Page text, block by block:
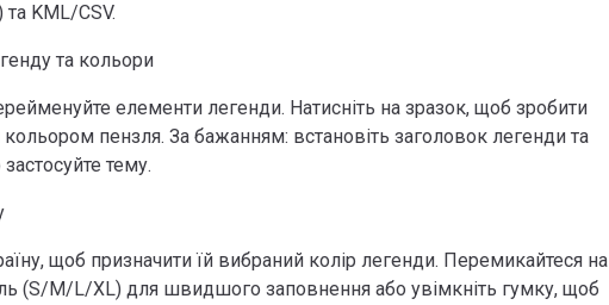
KML/CSV.
та кольори
елементи легенди. Натисніть на зразок, щоб зробити
пензля. За бажанням: встановіть заголовок легенди та
тему.
щоб призначити їй вибраний колір легенди. Перемикайтеся на
(S/M/L/XL) для швидшого заповнення або увімкніть гумку, щоб